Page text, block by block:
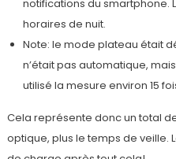
notifications du smartphone.
horaires de nuit.
Note: le mode plateau était
n’était pas automatique,
utilisé la mesure environ 15
Cela représente donc un total
optique, plus le temps de veille.